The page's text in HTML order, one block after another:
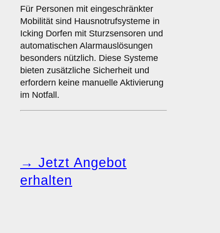
Für Personen mit eingeschränkter
Mobilität sind Hausnotrufsysteme in
Icking Dorfen mit Sturzsensoren und
automatischen Alarmauslösungen
besonders nützlich. Diese Systeme
bieten zusätzliche Sicherheit und
erfordern keine manuelle Aktivierung
im Notfall.
→ Jetzt Angebot
erhalten